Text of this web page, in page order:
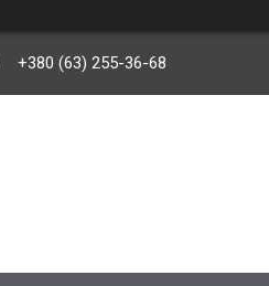
+380 (63) 255-36-68